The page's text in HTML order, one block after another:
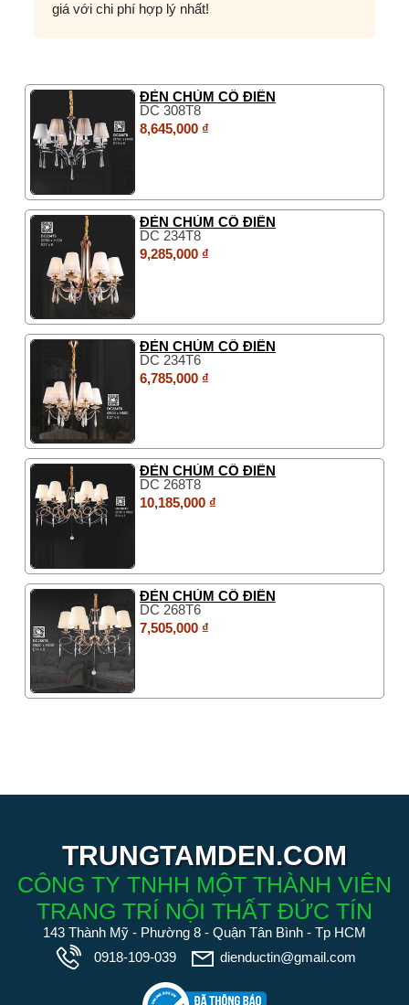
giá với chi phí hợp lý nhất!
ĐÈN CHÙM CỔ ĐIỂN
DC 308T8
8,645,000 ₫
ĐÈN CHÙM CỔ ĐIỂN
DC 234T8
9,285,000 ₫
ĐÈN CHÙM CỔ ĐIỂN
DC 234T6
6,785,000 ₫
ĐÈN CHÙM CỔ ĐIỂN
DC 268T8
10,185,000 ₫
ĐÈN CHÙM CỔ ĐIỂN
DC 268T6
7,505,000 ₫
TRUNGTAMDEN.COM
CÔNG TY TNHH MỘT THÀNH VIÊN
TRANG TRÍ NỘI THẤT ĐỨC TÍN
143 Thành Mỹ - Phường 8 - Quận Tân Bình - Tp HCM
0918-109-039
dienductin@gmail.com